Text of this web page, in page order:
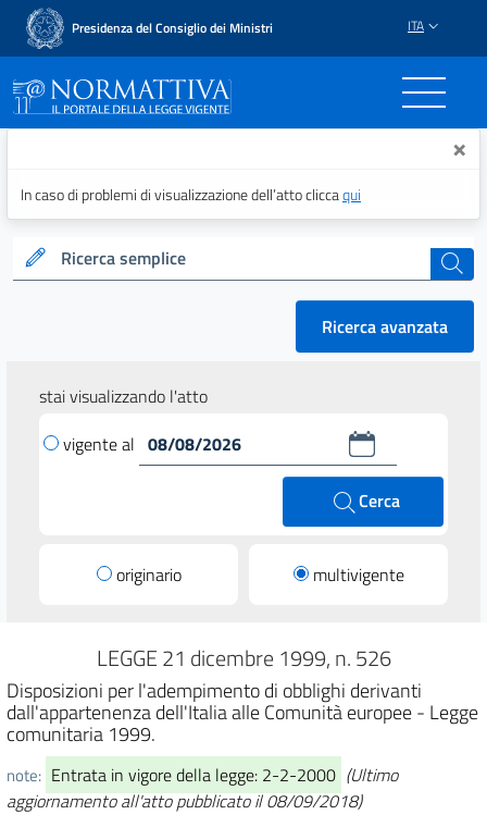
Presidenza del Consiglio dei Ministri ITA
Normattiva - Il portale ×
In caso di problemi di visualizzazione dell’atto cliccaqui
Ricerca semplice cerca
Ricerca avanzata
stai visualizzando l'atto
vigente al
Cerca
originario multivigente
LEGGE 21 dicembre 1999, n. 526
Disposizioni per l'adempimento di obblighi derivanti
dall'appartenenza dell'Italia alle Comunità europee - Legge
comunitaria 1999.
note: Entrata in vigore della legge: 2-2-2000 (Ultimo
aggiornamento all'atto pubblicato il 08/09/2018)